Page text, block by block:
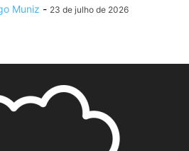
Muniz - 23 de julho de 2026